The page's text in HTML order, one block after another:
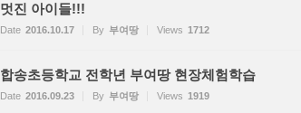
멋진 아이들!!!
Date 2016.10.17 By 부여땅 Views 1712
합송초등학교 전학년 부여땅 현장체험학습
Date 2016.09.23 By 부여땅 Views 1919